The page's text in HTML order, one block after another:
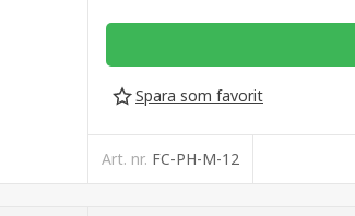
Spara som favorit
Art. nr. FC-PH-M-12